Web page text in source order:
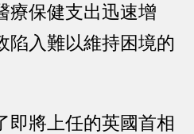
療保健支出迅速增
陷入難以維持困境的
即將上任的英國首相